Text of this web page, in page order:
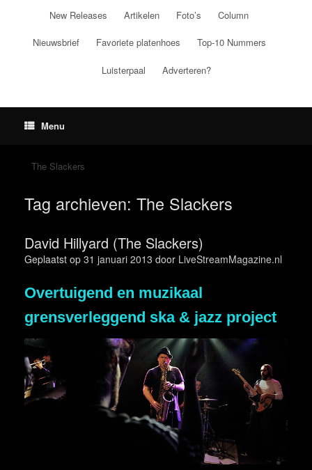
New Releases Artikelen Foto’s Column
Nieuwsbrief Favoriete platenhoes Top-10 Nummers
Luisterpaal Adverteren?
Menu
The Slackers
Tag archieven: The Slackers
David Hillyard (The Slackers)
Geplaatst op 31 januari 2013 door LiveStreamMagazine.nl
Overtuigend en muzikaal
grensverleggend ska & jazz project